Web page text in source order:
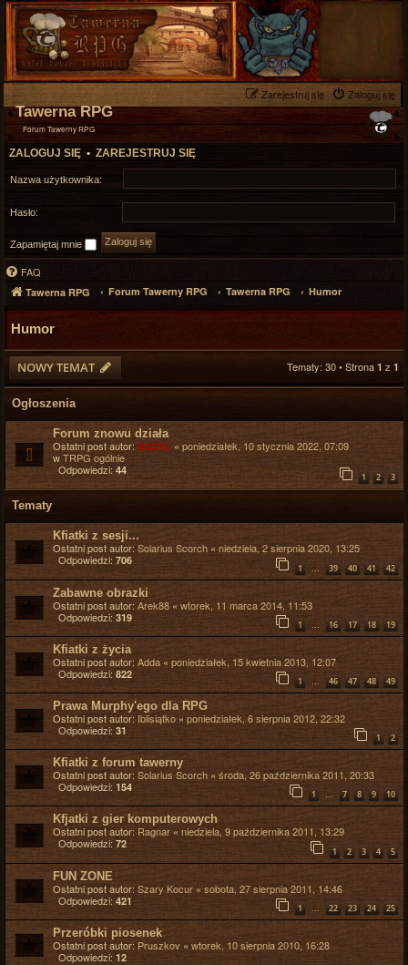
Zaloguj się
Zarejestruj się
Tawerna RPG
Forum Tawerny RPG
ZALOGUJ SIĘ • ZAREJESTRUJ SIĘ
Nazwa użytkownika:
Hasło:
Zapamiętaj mnie
FAQ
Tawerna RPG Forum Tawerny RPG Tawerna RPG Humor
Humor
NOWY TEMAT Tematy: 30 • Strona 1 z 1
Ogłoszenia
Forum znowu działa
Ostatni post autor: BAZYL « poniedziałek, 10 stycznia 2022, 07:09
wTRPG ogólnie
Odpowiedzi: 44
1 2 3
Tematy
Kfiatki z sesji...
Ostatni post autor: Solarius Scorch « niedziela, 2 sierpnia 2020, 13:25
Odpowiedzi: 706
1 39 40 41 42
Zabawne obrazki
Ostatni post autor: Arek88 « wtorek, 11 marca 2014, 11:53
Odpowiedzi: 319
1 … 16 17 18 19
Kfiatki z życia
Ostatni post autor: Adda« poniedziałek, 15 kwietnia 2013, 12:07
Odpowiedzi: 822
1 … 46 47 48 49
Prawa Murphy'ego dla RPG
Ostatni post autor: Iblisiątko « poniedziałek, 6 sierpnia 2012, 22:32
Odpowiedzi: 31
1 2
Kfiatki z forum tawerny
Ostatni post autor: Solarius Scorch « środa, 26 października 2011, 20:33
Odpowiedzi: 154
1 … 7 8 9 10
Kfjatki z gier komputerowych
Ostatni post autor: Ragnar « niedziela, 9 października 2011, 13:29
Odpowiedzi: 72
1 2 3 4 5
FUN ZONE
Ostatni post autor: Szary Kocur « sobota, 27 sierpnia 2011, 14:46
Odpowiedzi: 421
1 … 22 23 24 25
Przeróbki piosenek
Ostatni post autor: Pruszkov « wtorek, 10 sierpnia 2010, 16:28
Odpowiedzi: 12